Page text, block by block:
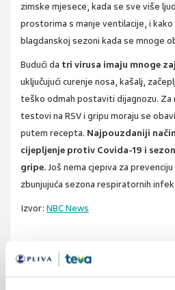
zimske mjesece, kada se sve više
prostorima s manje ventilacije, i
blagdanskoj sezoni kada se mnoge
Budući da tri virusa imaju mnoge
uključujući curenje nosa, kašalj,
teško odmah postaviti dijagnozu.
testovi na RSV i gripu moraju se
putem recepta. Najpouzdaniji
cijepljenje protiv Covida-19 i
gripe.Još nema cjepiva za
zbunjujuća sezona respiratornih
Izvor: NBC News